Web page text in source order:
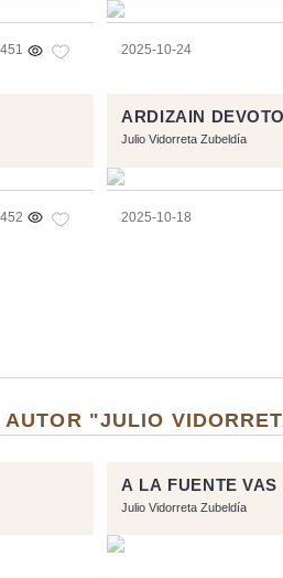
2025-10-24
ARDIZAIN
Julio Vidorreta Zubeldía
2025-10-18
"JULIO
A LA FUENTE VAS
Julio Vidorreta Zubeldía